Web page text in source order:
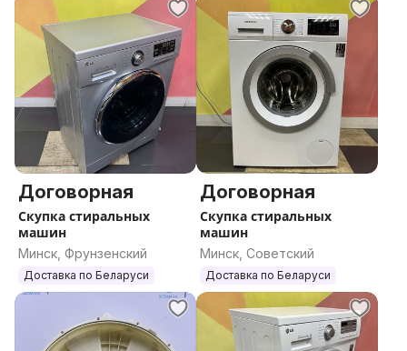
Договорная
Скупка стиральных
машин
Минск, Фрунзенский
Доставка по Беларуси
Договорная
Скупка стиральных
машин
Минск, Советский
Доставка по Беларуси